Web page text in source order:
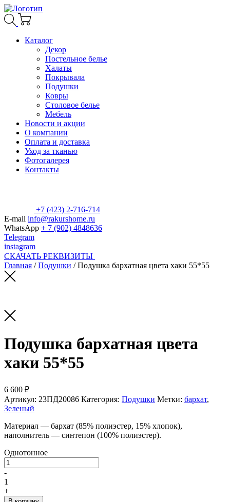
Каталог
Декор
Постельное белье
Халаты
Покрывала
Подушки
Ковры
Столовое белье
Мебель
Новости и акции
О компании
Оплата и доставка
Уход за тканью
Фотогалерея
Контакты
+7 (423) 2-716-714
E-mail info@rakurshome.ru
WhatsApp + 7 (902) 4848636
Telegram
instagram
СКАЧАТЬ РЕКВИЗИТЫ
Главная /Подушки / Подушка бархатная цвета хаки 55*55
Подушка бархатная цвета
хаки 55*55
6 600 ₽
Артикул: 23ПД20086 Категория: Подушки Метки: бархат,
Зеленый
Материал — бархат (85% полиэстер, 15% хлопок),
наполнитель — синтепон (100% полиэстер).
Однотонное
Количество
товара
Подушка
бархатная
цвета
-
1
+